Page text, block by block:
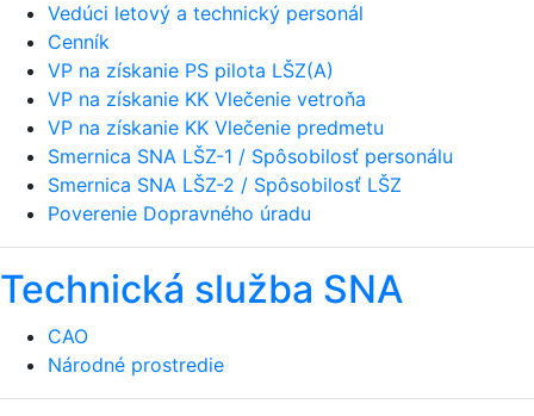
Vedúci letový a technický personál
Cenník
VP na získanie PS pilota LŠZ(A)
VP na získanie KK Vlečenie vetroňa
VP na získanie KK Vlečenie predmetu
Smernica SNA LŠZ-1 / Spôsobilosť personálu
Smernica SNA LŠZ-2 / Spôsobilosť LŠZ
Poverenie Dopravného úradu
Technická služba SNA
CAO
Národné prostredie